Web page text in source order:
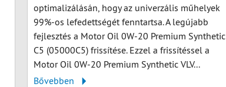
optimalizálásán, hogy az univerzális műhelyek
99%-os lefedettségét fenntartsa. A legújabb
fejlesztés a Motor Oil 0W-20 Premium Synthetic
C5 (05000C5) frissítése. Ezzel a frissítéssel a
Motor Oil 0W-20 Premium Synthetic VLV...
Bővebben